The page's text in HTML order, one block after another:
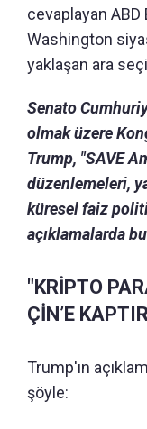
cevaplayan ABD
Washington
yaklaşan ara
Senato
olmak üzere
Trump, "SAVE
düzenlemeleri,
küresel faiz
açıklamalarda
"KRİPTO
ÇİN’E
Trump'ın
şöyle: